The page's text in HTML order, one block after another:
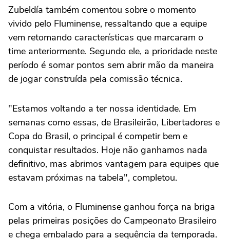
Zubeldía também comentou sobre o momento
vivido pelo Fluminense, ressaltando que a equipe
vem retomando características que marcaram o
time anteriormente. Segundo ele, a prioridade neste
período é somar pontos sem abrir mão da maneira
de jogar construída pela comissão técnica.
"Estamos voltando a ter nossa identidade. Em
semanas como essas, de Brasileirão, Libertadores e
Copa do Brasil, o principal é competir bem e
conquistar resultados. Hoje não ganhamos nada
definitivo, mas abrimos vantagem para equipes que
estavam próximas na tabela", completou.
Com a vitória, o Fluminense ganhou força na briga
pelas primeiras posições do Campeonato Brasileiro
e chega embalado para a sequência da temporada.